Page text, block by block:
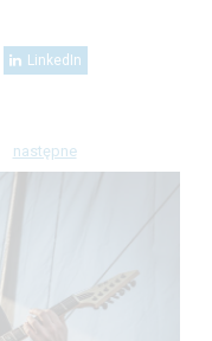
LinkedIn
następne